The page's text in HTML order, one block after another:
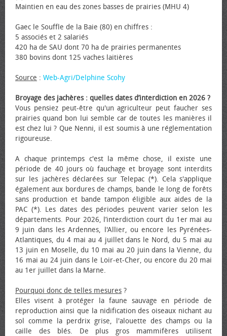
Maintien en eau des zones basses de prairies (MHU 4)
Gaec le Souffle de la Baie (80) en chiffres :
5 associés et 2 salariés
420 ha de SAU dont 70 ha de prairies permanentes
380 bovins dont 125 vaches laitières
Source : Web-Agri/Delphine Scohy
Broyage des jachères : quelles dates d’interdiction en 2026 ?
Vous pensiez peut-être qu'un agriculteur peut faucher ses
prairies quand bon lui semble car de toutes les manières il
est chez lui ? Que Nenni, il est soumis à une réglementation
rigoureuse.
A chaque printemps c'est la même chose, il existe une
période de 40 jours où fauchage et broyage sont interdits
sur les jachères déclarées sur Telepac (*). Cela s'applique
également aux bordures de champs, bande le long de forêts
sans production et bande tampon éligible aux aides de la
PAC (*). Les dates des périodes peuvent varier selon les
départements. Pour 2026, l’interdiction court du 1er mai au
9 juin dans les Ardennes, l'Allier, ou encore les Pyrénées-
Atlantiques, du 4 mai au 4 juillet dans le Nord, du 5 mai au
13 juin en Moselle, du 10 mai au 20 juin dans la Vienne, du
16 mai au 24 juin dans le Loir-et-Cher, ou encore du 20 mai
au 1er juillet dans la Marne.
Pourquoi donc de telles mesures ?
Elles visent à protéger la faune sauvage en période de
reproduction ainsi que la nidification des oiseaux nichant au
sol comme la perdrix grise, l'alouette des champs ou la
caille des blés. De plus gros mammifères utilisent